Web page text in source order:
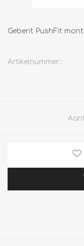
Geberit PushFit
Artikelnummer::